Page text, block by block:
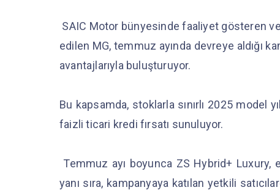
SAIC Motor bünyesinde faaliyet gösteren
edilen MG, temmuz ayında devreye aldığı
avantajlarıyla buluşturuyor.
Bu kapsamda, stoklarla sınırlı 2025 model
faizli ticari kredi fırsatı sunuluyor.
Temmuz ayı boyunca ZS Hybrid+
yanı sıra, kampanyaya katılan yetkili